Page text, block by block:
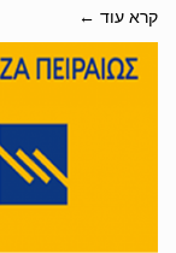
קרא עוד ←